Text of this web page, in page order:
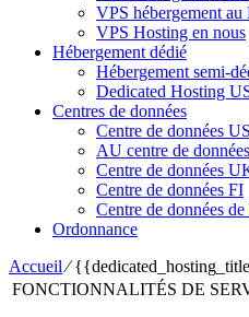
VPS hébergement
VPS Hosting en nous
Hébergement dédié
Hébergement semi-
Dedicated Hosting
Centres de données
Centre de données US
AU centre de données
Centre de données
Centre de données FI
Centre de données
Ordonnance
Accueil⁄
FONCTIONNALITÉS DE